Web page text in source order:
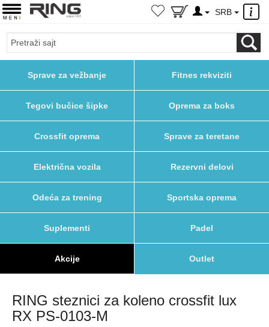
×
SRB
Sprave za vežbanje Fitnes rekviziti
Tegovi bučice šipke Oprema za boks
Crossfit oprema Sprave za teretane
Električna vozila Rezervni delovi
Odeća za trening Sportska oprema
Suplementi Padel
Akcije Outlet
RING steznici za koleno crossfit lux
RX PS-0103-M